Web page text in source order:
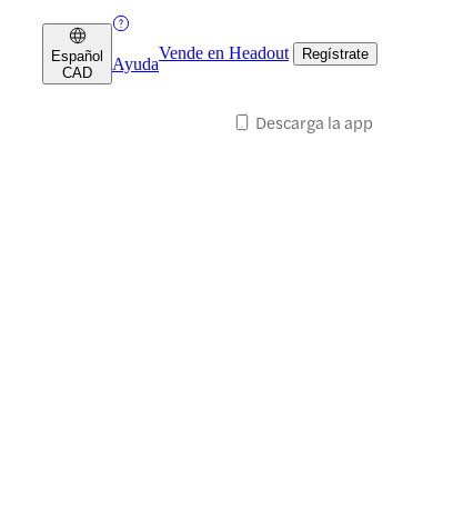
Español
CAD
Ayuda
Vende en Headout Regístrate
Descarga la app